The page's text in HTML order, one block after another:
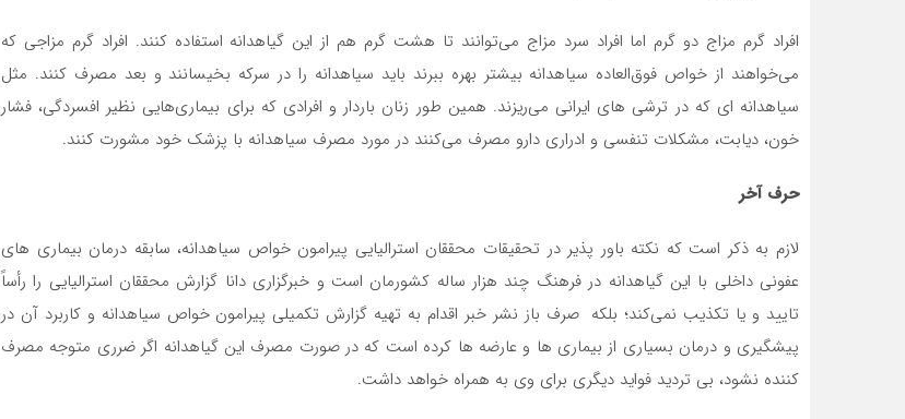
افراد گرم مزاج دو گرم اما افراد سرد مزاج می‌توانند تا هشت گرم هم از این گیاهدانه استفاده کنند. افراد گرم مزاجی که
می‌خواهند از خواص فوق‌العاده‌ سیاهدانه بیشتر بهره ببرند باید سیاهدانه را در سرکه بخیسانند و بعد مصرف کنند. مثل
سیاهدانه ای که در ترشی های ایرانی می‌ریزند. همین طور زنان باردار و افرادی که برای بیماری‌هایی نظیر افسردگی، فشار
خون، دیابت، مشکلات تنفسی و ادراری دارو مصرف می‌کنند در مورد مصرف سیاهدانه با پزشک خود مشورت کنند.
حرف آخر
لازم به ذکر است که نکته باور پذیر در تحقیقات محققان استرالیایی پیرامون خواص سیاهدانه، سابقه درمان بیماری های
عفونی داخلی با این گیاهدانه در فرهنگ چند هزار ساله کشورمان است و خبرگزاری دانا گزارش محققان استرالیایی را رأساً
تایید و یا تکذیب نمی‌کند؛ بلکه صرف باز نشر خبر اقدام به تهیه گزارش تکمیلی پیرامون خواص سیاهدانه و کاربرد آن در
پیشگیری و درمان بسیاری از بیماری ها و عارضه ها کرده است که در صورت مصرف این گیاهدانه اگر ضرری متوجه مصرف
کننده نشود، بی تردید فواید دیگری برای وی به همراه خواهد داشت.